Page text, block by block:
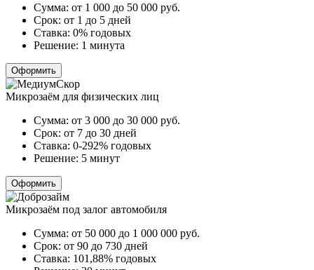
Сумма: от 1 000 до 50 000 руб.
Срок: от 1 до 5 дней
Ставка: 0% годовых
Решение: 1 минута
Оформить
Микрозаём для физических лиц
Сумма: от 3 000 до 30 000 руб.
Срок: от 7 до 30 дней
Ставка: 0-292% годовых
Решение: 5 минут
Оформить
Микрозаём под залог автомобиля
Сумма: от 50 000 до 1 000 000 руб.
Срок: от 90 до 730 дней
Ставка: 101,88% годовых